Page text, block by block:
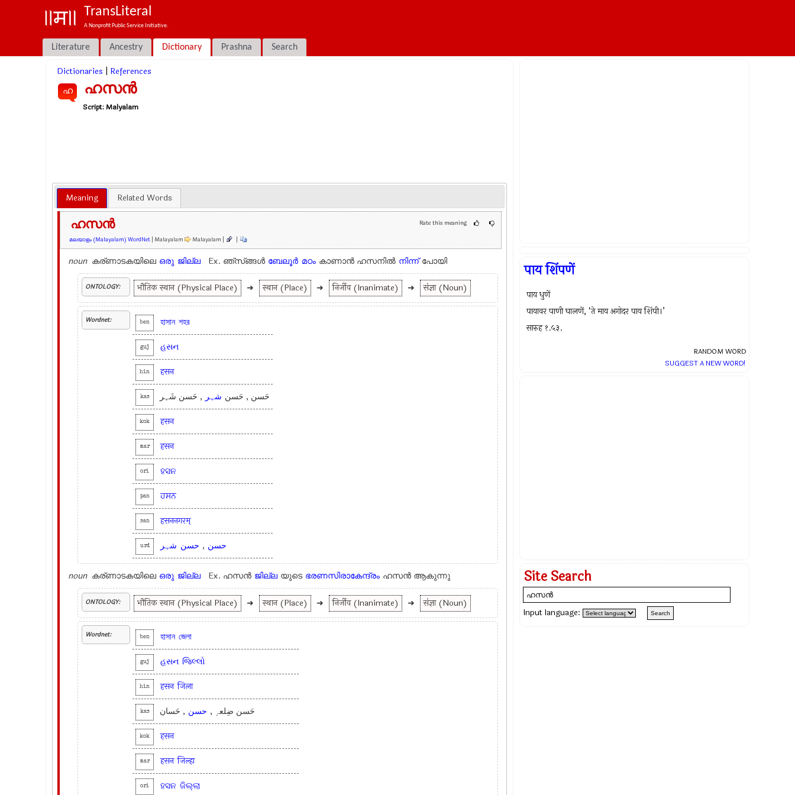
TransLiteral
A Nonprofit Public Service Initiative.
Literature Ancestry Dictionary Prashna Search
Dictionaries References
ഹ ഹസന്‍
Script:Malyalam
Meaning Related Words
Rate this meaning
ഹസന്‍
മലയാളം (Malayalam) WordNet| Malayalam Malayalam | |
noun കര്ണാടകയിലെ ഒരു ജില്ല Ex. ഞ്സ്ങ്ങള്‍ ബേലൂര്‍ മഠം കാണാന്‍ ഹസനില്‍ നിന്ന്പോയി
ONTOLOGY: भौतिक स्थान (Physical Place) ➜ स्थान (Place) ➜ निर्जीव (Inanimate) ➜ संज्ञा (Noun)
Wordnet: ben হাসান শহর
guj હસન
hin हसन
kas حَسن , حَسن شہر , حَسن شَہر
kok हसन
mar हसन
ori ହସନ
pan ਹਸਨ
san हसननगरम्
urd حسن , حسن شہر
noun കര്ണാടകയിലെ ഒരു ജില്ല Ex. ഹസന്‍ ജില്ല യുടെ ഭരണസിരാകേന്ദ്രം ഹസന്‍ ആകുന്നു
ONTOLOGY: भौतिक स्थान (Physical Place) ➜ स्थान (Place) ➜ निर्जीव (Inanimate) ➜ संज्ञा (Noun)
Wordnet: ben হাসান জেলা
guj હસન જિલ્લો
hin हसन जिला
kas حَسن ضِلعہٕ , حسن , حَسان
kok हसन
mar हसन जिल्हा
ori ହସନ ଜିଲ୍ଲା
पाय शिंपणें
पाय धुणें
पायावर पाणी घालणें, ‘ते माय अगोदर पाय शिंपी।’
सारुह १.५३.
RANDOM WORD
SUGGEST A NEW WORD!
Site Search
Input language: